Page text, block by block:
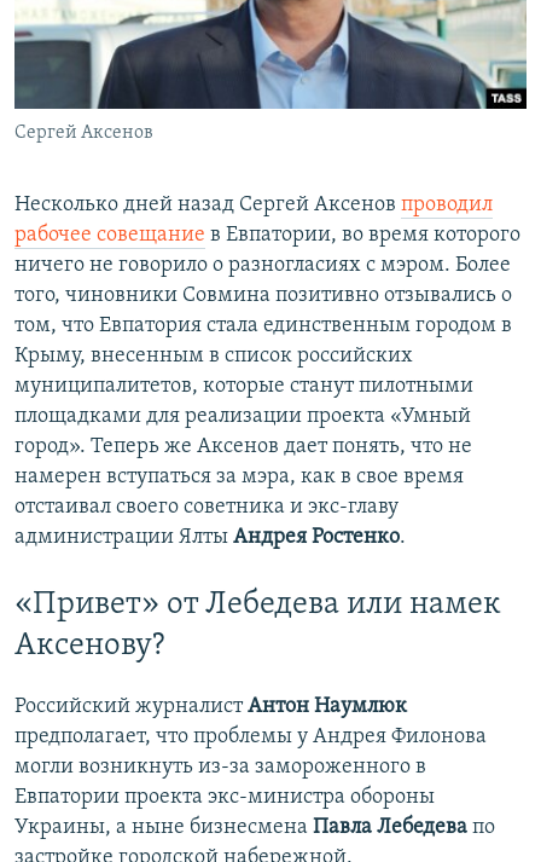
Сергей Аксенов
Несколько дней назад Сергей Аксенов проводил
рабочее совещание в Евпатории, во время которого
ничего не говорило о разногласиях с мэром. Более
того, чиновники Совмина позитивно отзывались о
том, что Евпатория стала единственным городом в
Крыму, внесенным в список российских
муниципалитетов, которые станут пилотными
площадками для реализации проекта «Умный
город». Теперь же Аксенов дает понять, что не
намерен вступаться за мэра, как в свое время
отстаивал своего советника и экс-главу
администрации Ялты Андрея Ростенко.
«Привет» от Лебедева или намек
Аксенову?
Российский журналистАнтон Наумлюк
предполагает, что проблемы у Андрея Филонова
могли возникнуть из-за замороженного в
Евпатории проекта экс-министра обороны
Украины, а ныне бизнесмена Павла Лебедева по